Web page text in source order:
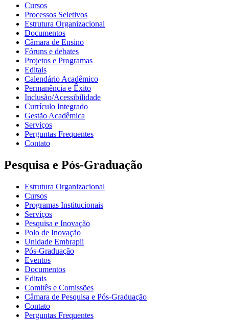
Cursos
Processos Seletivos
Estrutura Organizacional
Documentos
Câmara de Ensino
Fóruns e debates
Projetos e Programas
Editais
Calendário Acadêmico
Permanência e Êxito
Inclusão/Acessibilidade
Currículo Integrado
Gestão Acadêmica
Serviços
Perguntas Frequentes
Contato
Pesquisa e Pós-Graduação
Estrutura Organizacional
Cursos
Programas Institucionais
Serviços
Pesquisa e Inovação
Polo de Inovação
Unidade Embrapii
Pós-Graduação
Eventos
Documentos
Editais
Comitês e Comissões
Câmara de Pesquisa e Pós-Graduação
Contato
Perguntas Frequentes